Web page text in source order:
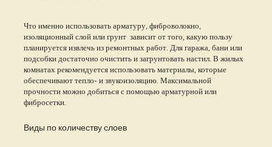
Что именно использовать арматуру, фиброволокно,
изоляционный слой или грунт зависит от того, какую пользу
планируется извлечь из ремонтных работ. Для гаража, бани или
подсобки достаточно очистить и загрунтовать настил. В жилых
комнатах рекомендуется использовать материалы, которые
обеспечивают тепло- и звукоизоляцию. Максимальной
прочности можно добиться с помощью арматурной или
фибросетки.
Виды по количеству слоев